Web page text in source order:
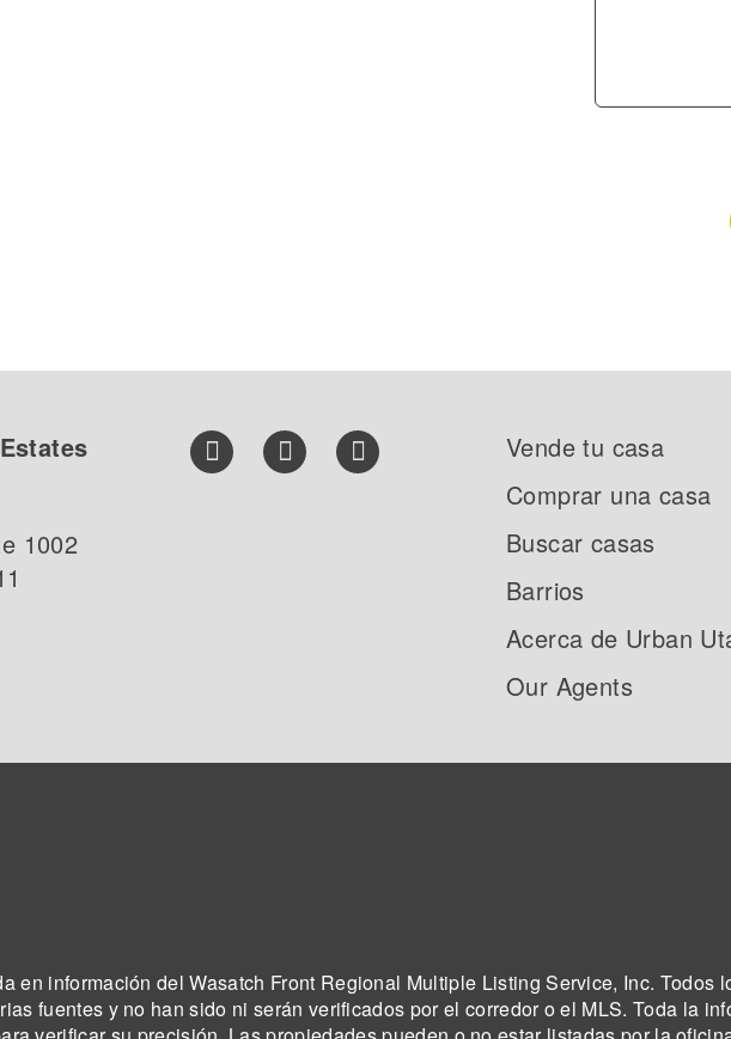
1002
Vende tu casa
Comprar una casa
Buscar casas
Barrios
Acerca de Urban
Our Agents
en información del Wasatch Front Regional Multiple Listing Service, Inc.
fuentes y no han sido ni serán verificados por el corredor o el MLS. Toda la